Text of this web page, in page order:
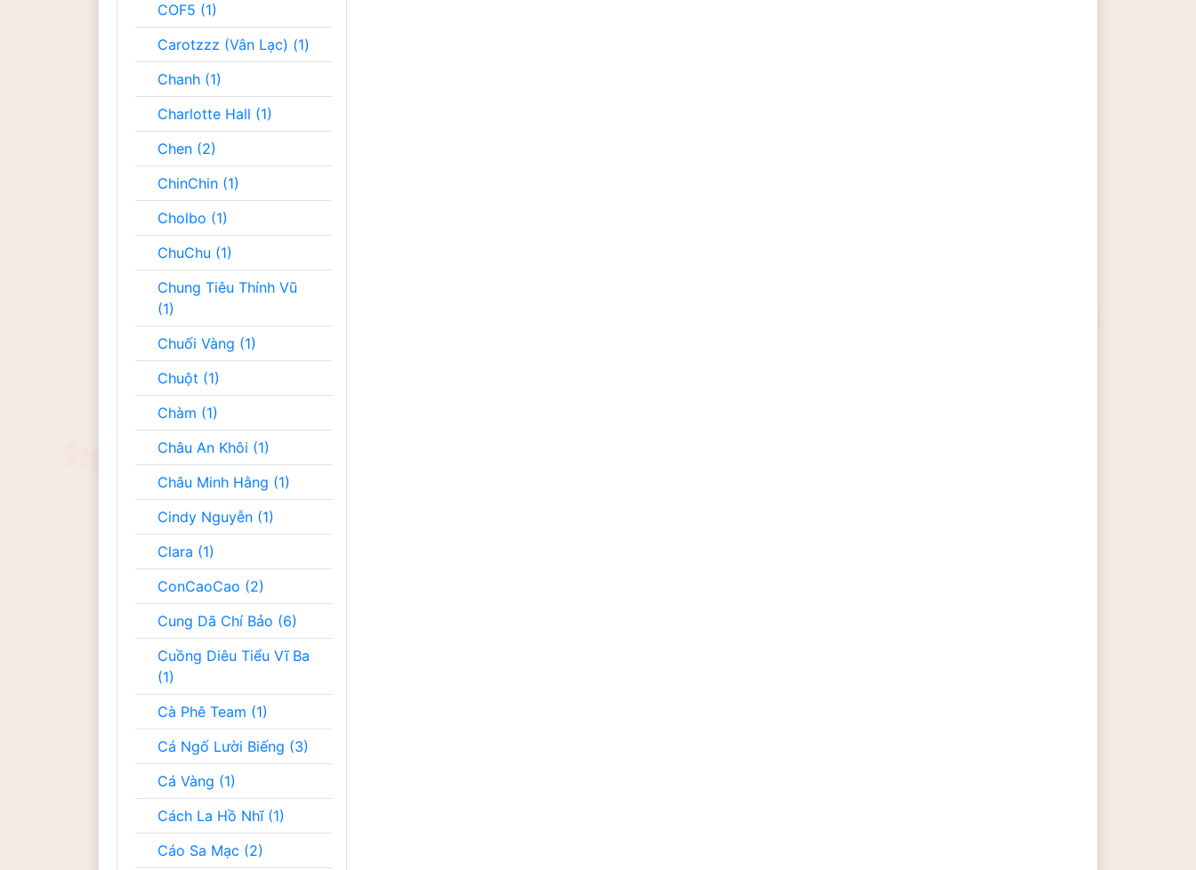
COF5 (1)
Carotzzz (Vân Lạc) (1)
Chanh (1)
Charlotte Hall (1)
Chen (2)
ChinChin (1)
Cholbo (1)
ChuChu (1)
Chung Tiêu Thính Vũ
(1)
Chuối Vàng (1)
Chuột (1)
Chàm (1)
Châu An Khôi (1)
Châu Minh Hằng (1)
Cindy Nguyễn (1)
Clara (1)
ConCaoCao (2)
Cung Dã Chí Bảo (6)
Cuồng Diêu Tiểu Vĩ Ba
(1)
Cà Phê Team (1)
Cá Ngố Lười Biếng (3)
Cá Vàng (1)
Cách La Hồ Nhĩ (1)
Cáo Sa Mạc (2)